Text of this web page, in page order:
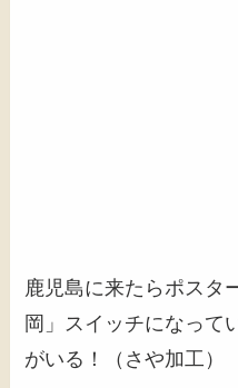
鹿児島に来たらポスタ
岡」スイッチになって
がいる！（さや加工）